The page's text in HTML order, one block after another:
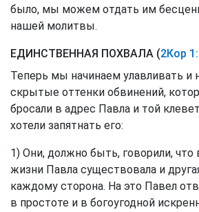
было, мы можем отдать им
нашей молитвы.
ЕДИНСТВЕННАЯ ПОХВАЛА (2Кор
Теперь мы начинаем улавливать и
скрытые оттенки обвинений,
бросали в адрес Павла и той
хотели запятнать его:
1) Они, должно быть, говорили, что
жизни Павла существовала и
каждому сторона. На это Павел
в простоте и в богоугодной